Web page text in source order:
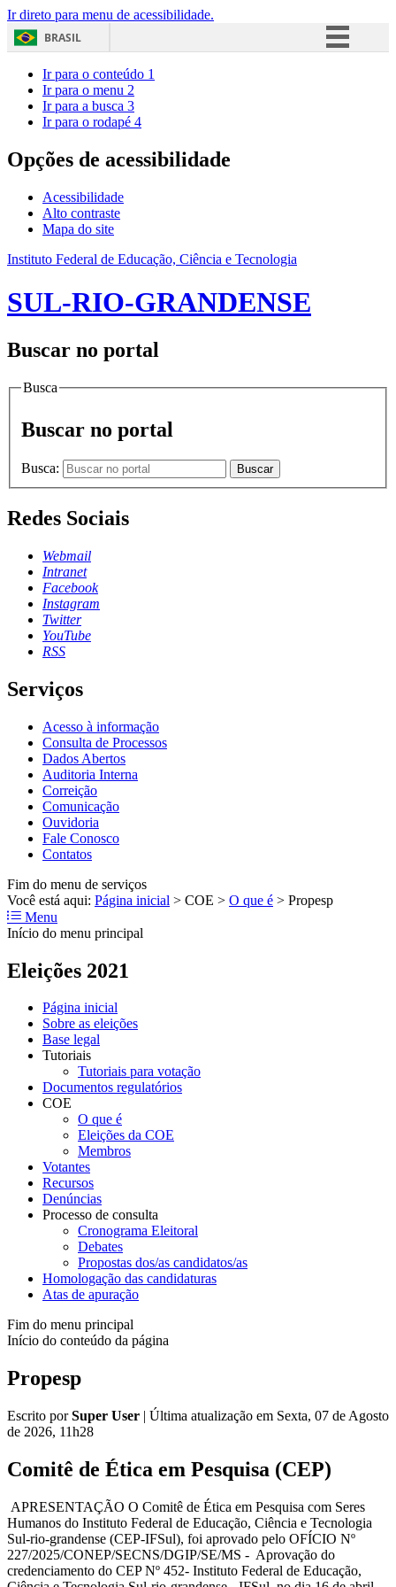
Ir direto para menu de acessibilidade.
BRASIL
Acesso à informação
Ir para o conteúdo 1
Ir para o menu 2
Ir para a busca 3
Ir para o rodapé 4
Opções de acessibilidade
Acessibilidade
Alto contraste
Mapa do site
Instituto Federal de Educação, Ciência e Tecnologia
SUL-RIO-GRANDENSE
Buscar no portal
Busca
Buscar no portal
Busca: Buscar
Redes Sociais
Webmail
Intranet
Facebook
Instagram
Twitter
YouTube
RSS
Serviços
Acesso à informação
Consulta de Processos
Dados Abertos
Auditoria Interna
Correição
Comunicação
Ouvidoria
Fale Conosco
Contatos
Fim do menu de serviços
Você está aqui: Página inicial > COE > O que é > Propesp
Menu
Início do menu principal
Eleições 2021
Página inicial
Sobre as eleições
Base legal
Tutoriais
Tutoriais para votação
Documentos regulatórios
COE
O que é
Eleições da COE
Membros
Votantes
Recursos
Denúncias
Processo de consulta
Cronograma Eleitoral
Debates
Propostas dos/as candidatos/as
Homologação das candidaturas
Atas de apuração
Fim do menu principal
Início do conteúdo da página
Propesp
Escrito porSuper User | Última atualização em Sexta, 07 de Agosto
de 2026, 11h28
Comitê de Ética em Pesquisa (CEP)
APRESENTAÇÃO O Comitê de Ética em Pesquisa com Seres
Humanos do Instituto Federal de Educação, Ciência e Tecnologia
Sul-rio-grandense (CEP-IFSul), foi aprovado pelo OFÍCIO Nº
227/2025/CONEP/SECNS/DGIP/SE/MS - Aprovação do
credenciamento do CEP Nº 452- Instituto Federal de Educação,